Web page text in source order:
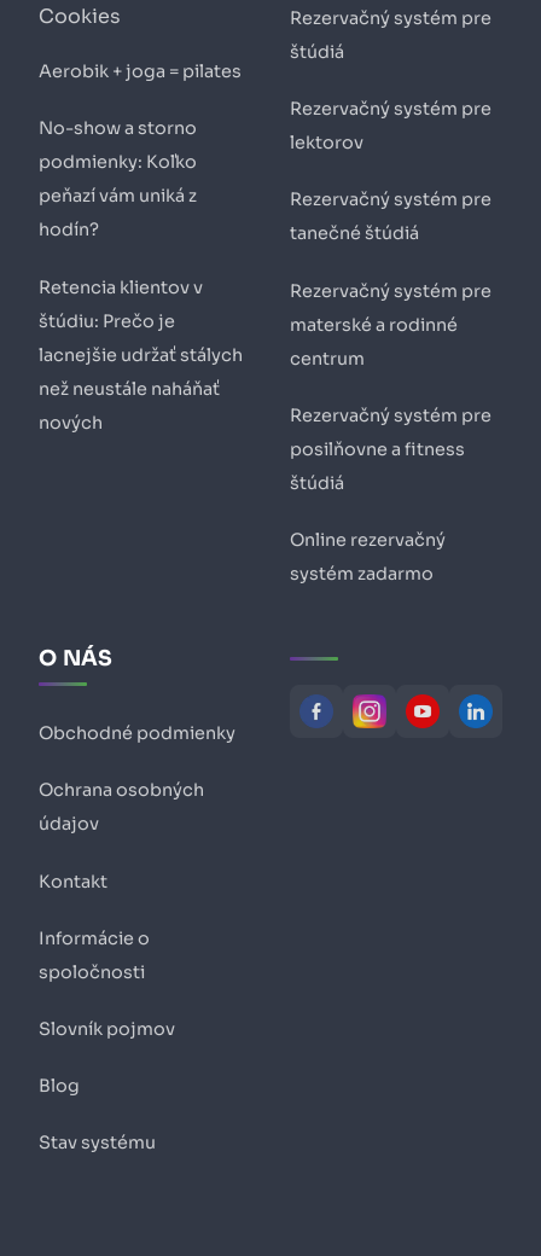
Cookies
Aerobik + joga = pilates
No-show a storno
podmienky: Koľko
peňazí vám uniká z
hodín?
Retencia klientov v
štúdiu: Prečo je
lacnejšie udržať stálych
než neustále naháňať
nových
Rezervačný systém pre
štúdiá
Rezervačný systém pre
lektorov
Rezervačný systém pre
tanečné štúdiá
Rezervačný systém pre
materské a rodinné
centrum
Rezervačný systém pre
posilňovne a fitness
štúdiá
Online rezervačný
systém zadarmo
O NÁS
Obchodné podmienky
Ochrana osobných
údajov
Kontakt
Informácie o
spoločnosti
Slovník pojmov
Blog
Stav systému